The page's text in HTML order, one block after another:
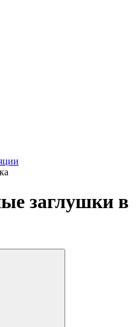
заглушки в